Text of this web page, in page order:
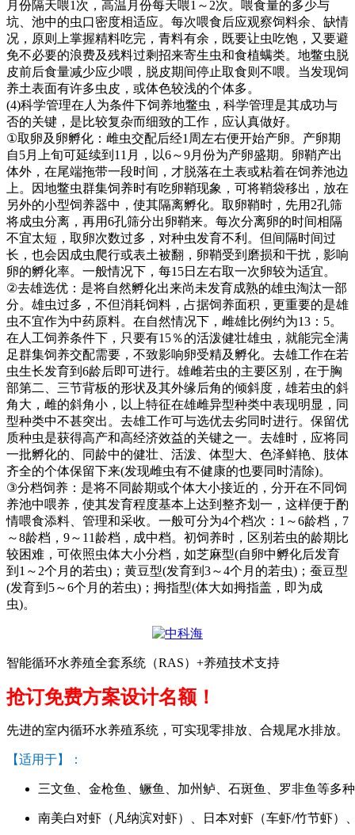
月份隔天喂1 次，高温月份每天喂1 ～ 2次。喂食量的多少与
坑、池中的虫口密度相适应。每次喂食后应观察饲料余、缺情
况，原则上掌握精料吃完，青料有余，既要让虫吃饱，又要避
免不必要的浪费及残料过剩招来寄生虫和食植螨类。地鳖虫脱
皮前后食量减少应少喂，脱皮期间停止取食则不喂。当发现饲
养土表面有许多虫皮，或体色较浅的个体多。
(4)科学管理在人为条件下饲养地鳖虫，科学管理是其成功与
否的关键，是比较复杂而细致的工作，应认真做好。
①取卵及卵孵化：雌虫交配后经1 周左右便开始产卵。产卵期
自5月上旬可延续到 11 月，以6～9月份为产卵盛期。卵鞘产出
体外，在尾端拖带一段时间，才脱落在土表或粘着在饲养池边
上。因地鳖虫群集饲养时有吃卵鞘现象，可将鞘袋移出，放在
另外的小型饲养器中，使其隔离孵化。取卵鞘时，先用 2孔筛
将成虫分离，再用6孔筛分出卵鞘来。每次分离卵的时间相隔
不宜太短，取卵次数过多，对种虫发育不利。但间隔时间过
长，也会因成虫爬行或表土被翻，卵鞘受到磨损和干扰，影响
卵的孵化率。一般情况下，每15日左右取一次卵较为适宜。
②去雄选优：是将自然孵化出来尚未发育成熟的雄虫淘汰一部
分。雄虫过多，不但消耗饲料，占据饲养面积，更重要的是雄
虫不宜作为中药原料。在自然情况下，雌雄比例约为13 ： 5。
在人工饲养条件下，只要有15％的活泼健壮雄虫，就能完全满
足群集饲养交配需要，不致影响卵受精及孵化。去雄工作在若
虫生长发育到 6龄后即可进行。雄雌若虫的主要区别，在于胸
部第二、三节背板的形状及其外缘后角的倾斜度，雄若虫的斜
角大，雌的斜角小，以上特征在雄雌异型种类中表现明显，同
型种类中不甚突出。去雄工作可与选优去劣同时进行。保留优
质种虫是获得高产和高经济效益的关键之一。去雄时，应将同
一批孵化的、同龄中的健壮、活泼、体型大、色泽鲜艳、肢体
齐全的个体保留下来(发现雌虫有不健康的也要同时清除)。
③分档饲养：是将不同龄期或个体大小接近的，分开在不同饲
养池中喂养，使其发育程度基本上达到整齐划一，这样便于酌
情喂食添料、管理和采收。一般可分为4个档次： 1 ～6龄档， 7
～8龄档， 9～ 11龄档，成中档。初饲养时，区别若虫的龄期比
较困难，可依照虫体大小分档，如芝麻型(自卵中孵化后发育
到 1 ～ 2个月的若虫) ；黄豆型(发育到 3～4个月的若虫) ；蚕豆型
(发育到 5～6个月的若虫) ；拇指型(体大如拇指盖，即为成
虫)。
智能循环水养殖全套系统（RAS）+养殖技术支持
抢订免费方案设计名额！
先进的室内循环水养殖系统，可实现零排放、合规尾水排放。
【适用于】：
三文鱼、金枪鱼、鳜鱼、加州鲈、石斑鱼、罗非鱼等多
南美白对虾（凡纳滨对虾）、日本对虾（车虾/竹节虾）